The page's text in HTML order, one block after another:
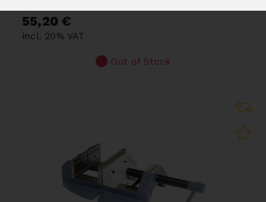
55,20 €
incl. 20% VAT
Out of Stock